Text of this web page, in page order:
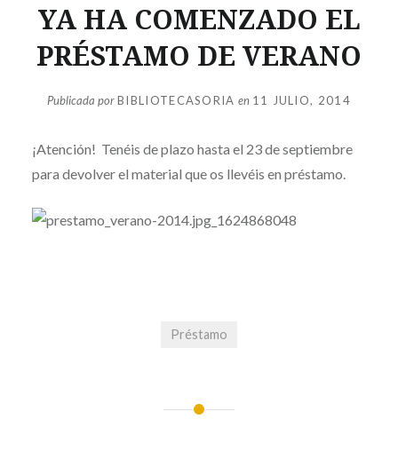
YA HA COMENZADO EL
PRÉSTAMO DE VERANO
Publicada porBIBLIOTECASORIA en 11 JULIO, 2014
¡Atención! Tenéis de plazo hasta el 23 de septiembre
para devolver el material que os llevéis en préstamo.
Préstamo